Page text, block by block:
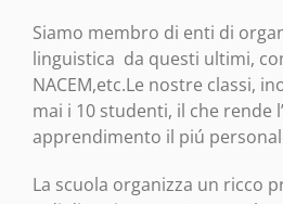
Siamo membro di enti di
linguistica da questi ultimi,
NACEM,etc.Le nostre classi,
mai i 10 studenti, il che rende
apprendimento il piú
La scuola organizza un ricco